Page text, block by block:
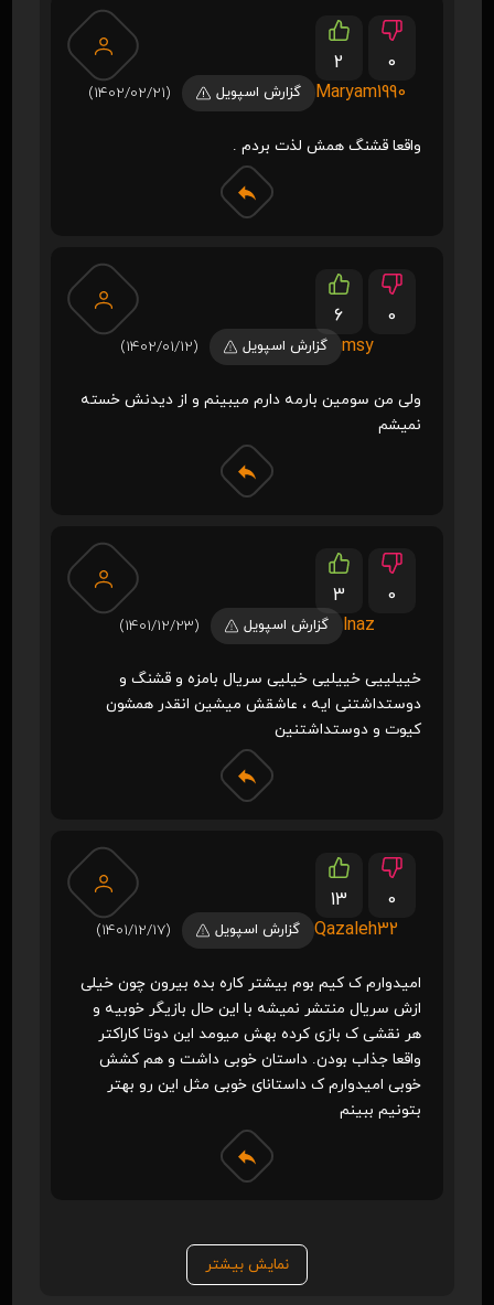
2
0
Maryam1990
گزارش اسپویل (1402/02/21)
واقعا قشنگ همش لذت بردم .
6
0
msy
گزارش اسپویل (1402/01/12)
ولی من سومین بارمه دارم میبینم و از دیدنش خسته
نمیشم
3
0
lnaz
گزارش اسپویل (1401/12/23)
خییلییی خییلیی خیلیی سریال بامزه و قشنگ و
دوستداشتنی ایه ، عاشقش میشین انقدر همشون
کیوت و دوستداشتنین
13
0
Qazaleh32
گزارش اسپویل (1401/12/17)
امیدوارم ک کیم بوم بیشتر کاره بده بیرون چون خیلی
ازش سریال منتشر نمیشه با این حال بازیگر خوبیه و
هر نقشی ک بازی کرده بهش میومد این دوتا کاراکتر
واقعا جذاب بودن. داستان خوبی داشت و هم کشش
خوبی امیدوارم ک داستانای خوبی مثل این رو بهتر
بتونیم ببینم
نمایش بیشتر